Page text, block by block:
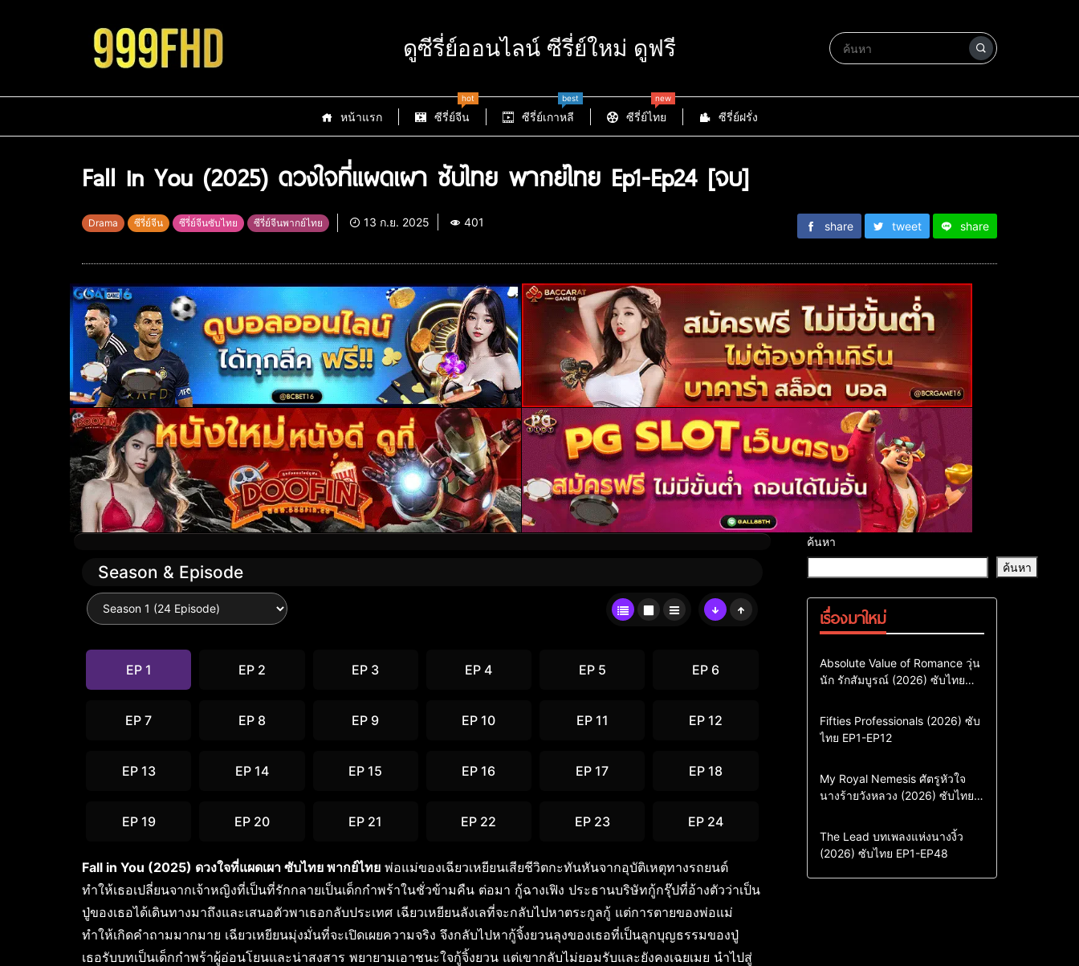
ดูซีรี่ย์ออนไลน์ ซีรี่ย์ใหม่ ดูฟรี
หน้าแรก ซีรี่ย์จีน
hot
ซีรี่ย์เกาหลี
best
ซีรี่ย์ไทย
new
ซีรี่ย์ฝรั่ง
Fall in You (2025) ดวงใจที่แผดเผา ซับไทย พากย์ไทย Ep1-Ep24 [จบ]
Drama ซีรี่ย์จีน ซีรี่ย์จีนซับไทย ซีรี่ย์จีนพากย์ไทย 13 ก.ย. 2025 401 share tweet share
Season & Episode
EP 1 EP 2 EP 3 EP 4 EP 5 EP 6
EP 7 EP 8 EP 9 EP 10 EP 11 EP 12
EP 13 EP 14 EP 15 EP 16 EP 17 EP 18
EP 19 EP 20 EP 21 EP 22 EP 23 EP 24
Fall in You (2025) ดวงใจที่แผดเผา ซับไทย พากย์ไทย พ่อแม่ของเฉียวเหยียนเสียชีวิตกะทันหันจากอุบัติเหตุทางรถยนต์
ทำให้เธอเปลี่ยนจากเจ้าหญิงที่เป็นที่รักกลายเป็นเด็กกำพร้าในชั่วข้ามคืน ต่อมา กู้ฉางเฟิง ประธานบริษัทกู้กรุ๊ปที่อ้างตัวว่าเป็น
ปู่ของเธอได้เดินทางมาถึงและเสนอตัวพาเธอกลับประเทศ เฉียวเหยียนลังเลที่จะกลับไปหาตระกูลกู้ แต่การตายของพ่อแม่
ทำให้เกิดคำถามมากมาย เฉียวเหยียนมุ่งมั่นที่จะเปิดเผยความจริง จึงกลับไปหากู้จิ้งยวนลุงของเธอที่เป็นลูกบุญธรรมของปู่
เธอรับบทเป็นเด็กกำพร้าผู้อ่อนโยนและน่าสงสาร พยายามเอาชนะใจกู้จิ้งยวน แต่เขากลับไม่ยอมรับและยังคงเฉยเมย นำไปสู่
ค้นหา
ค้นหา
เรื่องมาใหม่
Comedy Drama
ซีรี่ย์เกาหลี
ซีรี่ย์เกาหลีซับไทย
Absolute Value of Romance วุ่น
นัก รักสัมบูรณ์ (2026) ซับไทย
Action & Adventure
Comedy
Drama
ซีรี่ย์เกาหลี
Fifties Professionals (2026) ซับ
ไทย EP1-EP12
Comedy
Drama
Sci-Fi & Fantasy
ซีรี่ย์เกาหลี
My Royal Nemesis ศัตรูหัวใจ
นางร้ายวังหลวง (2026) ซับไทย
Drama
ซีรี่ย์จีน
ซีรี่ย์จีนซับไทย
The Lead บทเพลงแห่งนางงิ้ว
(2026) ซับไทย EP1-EP48